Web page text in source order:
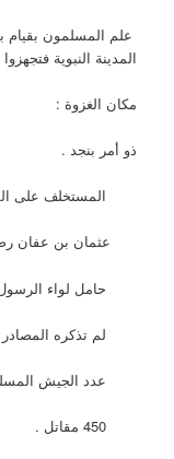
علم المسلمون بقيام
المدينة النبوية
مكان الغزوة :
ذو أمر بنجد .
المستخلف على
عثمان بن عفان
حامل لواء الرسول
لم تذكره
عدد الجيش
450 مقاتل .